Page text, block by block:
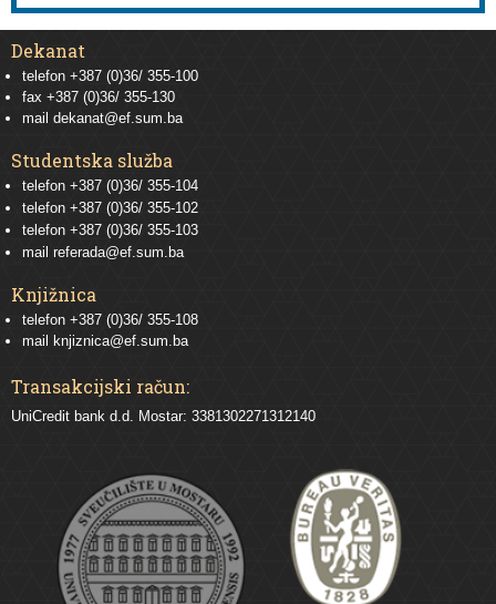
Dekanat
telefon +387 (0)36/ 355-100
fax +387 (0)36/ 355-130
mail dekanat@ef.sum.ba
Studentska služba
telefon +387 (0)36/ 355-104
telefon +387 (0)36/ 355-102
telefon +387 (0)36/ 355-103
mail referada@ef.sum.ba
Knjižnica
telefon +387 (0)36/ 355-108
mail knjiznica@ef.sum.ba
Transakcijski račun:
UniCredit bank d.d. Mostar: 3381302271312140